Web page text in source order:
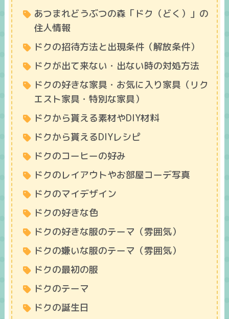
あつまれどうぶつの森「ドク（どく）」の
住人情報
ドクの招待方法と出現条件（解放条件）
ドクが出て来ない・出ない時の対処方法
ドクの好きな家具・お気に入り家具（リク
エスト家具・特別な家具）
ドクから貰える素材やDIY材料
ドクから貰えるDIYレシピ
ドクのコーヒーの好み
ドクのレイアウトやお部屋コーデ写真
ドクのマイデザイン
ドクの好きな色
ドクの好きな服のテーマ（雰囲気）
ドクの嫌いな服のテーマ（雰囲気）
ドクの最初の服
ドクのテーマ
ドクの誕生日